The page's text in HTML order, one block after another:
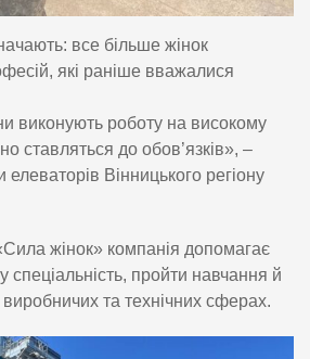
все більше жінок
які раніше вважалися
виконують роботу на високому
ставляться до обов’язків», –
Вінницького регіону
жінок» компанія допомагає
спеціальність, пройти навчання й
виробничих та технічних сферах.